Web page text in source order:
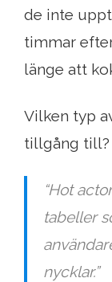
de inte
timmar
länge att
Vilken typ
tillgång till?
“Hot
tabeller
nycklar.”